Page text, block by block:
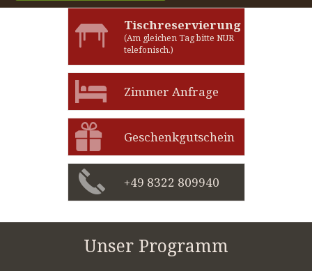
Unser Programm
Tischreservierung
(Am gleichen Tag bitte NUR
telefonisch.)
Zimmer Anfrage
Geschenkgutschein
+49 8322 809940